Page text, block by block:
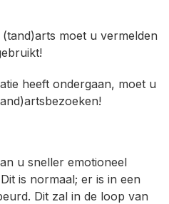
moet u vermelden
heeft ondergaan, moet u
u sneller emotioneel
is normaal; er is in een
Dit zal in de loop van